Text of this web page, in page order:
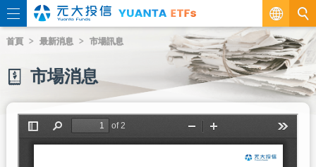
繁
EN
首頁 最新消息 市場訊息
市場消息